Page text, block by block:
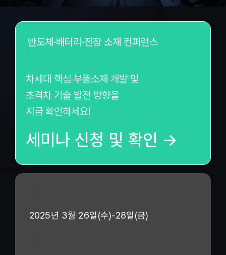
2025년 3월 26일(수)-28일(금)
반도체·배터리·전장 소재 컨퍼런스
차세대 핵심 부품소재 개발 및
초격차 기술 발전 방향을
지금 확인하세요!
세미나 신청 및 확인 →